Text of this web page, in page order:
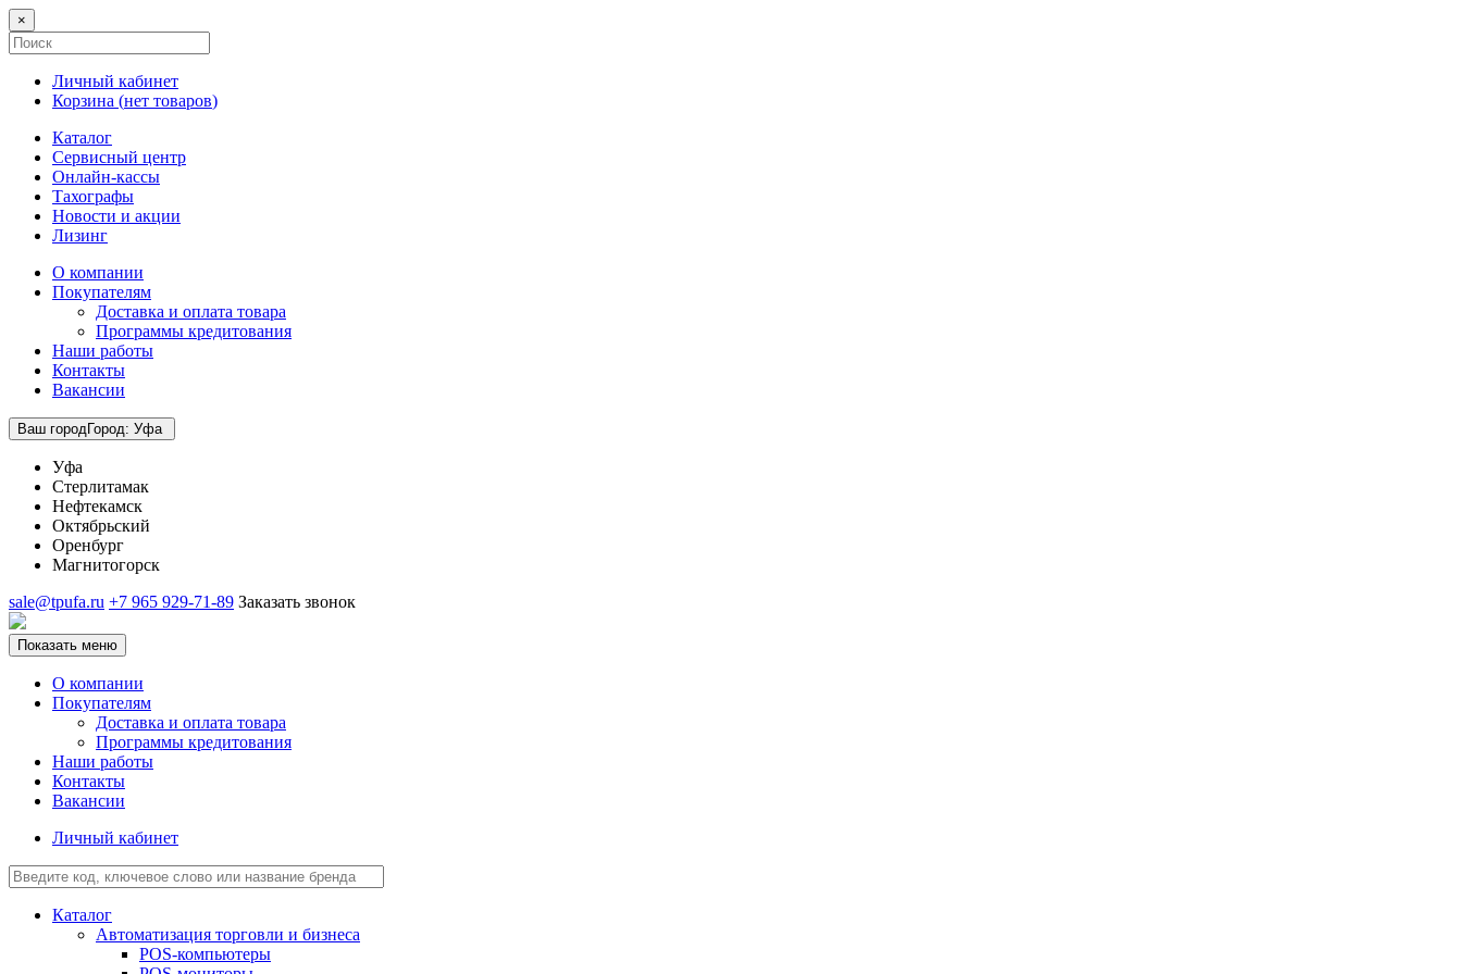
×
Личный кабинет
Корзина (нет товаров)
Каталог
Сервисный центр
Онлайн-кассы
Тахографы
Новости и акции
Лизинг
О компании
Покупателям
Доставка и оплата товара
Программы кредитования
Наши работы
Контакты
Вакансии
Ваш городГород: Уфа
Уфа
Стерлитамак
Нефтекамск
Октябрьский
Оренбург
Магнитогорск
sale@tpufa.ru +7 965 929-71-89 Заказать звонок
Показать меню
О компании
Покупателям
Доставка и оплата товара
Программы кредитования
Наши работы
Контакты
Вакансии
Личный кабинет
Каталог
Автоматизация торговли и бизнеса
POS-компьютеры